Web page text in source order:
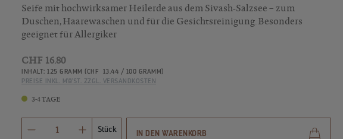
Seife mit hochwirksamer Heilerde aus dem Sivash-Salzsee – zum
Duschen, Haarewaschen und für die Gesichtsreinigung. Besonders
geeignet für Allergiker
CHF 16.80
INHALT: 125 GRAMM (CHF 13.44 / 100 GRAMM)
PREISE INKL. MWST. ZZGL. VERSANDKOSTEN
3-4 TAGE
Produkt Anzahl: Gib den gewünschten Wert ein
Stück IN DEN WARENKORB